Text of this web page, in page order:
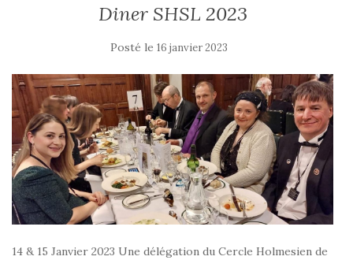
Diner SHSL 2023
Posté le 16 janvier 2023
14 & 15 Janvier 2023 Une délégation du Cercle Holmesien de